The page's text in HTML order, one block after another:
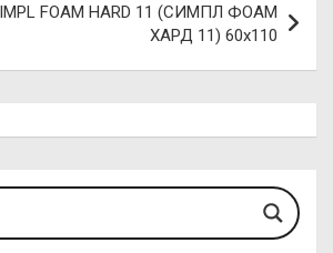
FOAM HARD 11 (СИМПЛ ФОАМ
ХАРД 11) 60х110